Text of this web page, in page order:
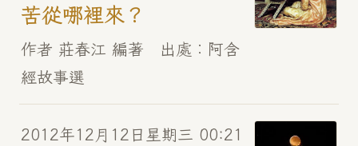
苦從哪裡來？
作者 莊春江 編著 出處︰阿含
經故事選
2012年12月12日星期三 00:21